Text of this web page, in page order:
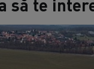
să te